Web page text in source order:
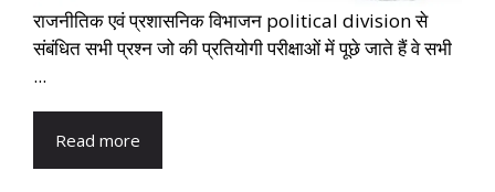
राजनीतिक एवं प्रशासनिक विभाजन political division से
संबंधित सभी प्रश्न जो की प्रतियोगी परीक्षाओं में पूछे जाते हैं वे सभी
...
Read more